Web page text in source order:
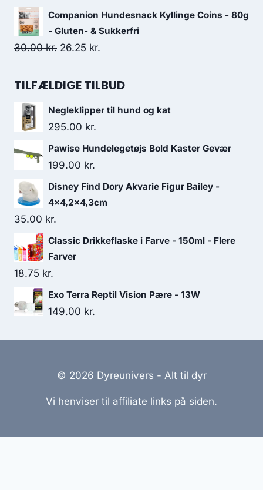
176.25 kr..152.50 kr..
oprindelige
pris
var:
aktuelle
pris
Companion Hundesnack Kyllinge Coins - 80g
- Gluten- & Sukkerfri
30.00kr. Den
pris
30.00 kr..
26.25 kr.
pris
TILFÆLDIGE TILBUD
Negleklipper til hund og kat
295.00 kr.
Pawise Hundelegetøjs Bold Kaster Gevær
199.00 kr.
Disney Find Dory Akvarie Figur Bailey -
4x4,2x4,3cm
35.00 kr.
Classic Drikkeflaske i Farve - 150ml - Flere
Farver
18.75 kr.
Exo Terra Reptil Vision Pære - 13W
149.00 kr.
© 2026 Dyreunivers - Alt til dyr
Vi henviser til affiliate links på siden.